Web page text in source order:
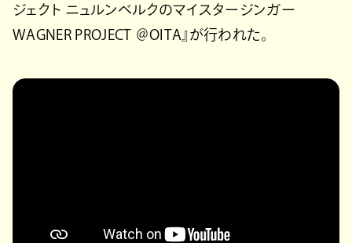
ジェクト ニュルンベルクのマイスタージンガー
WAGNER PROJECT ＠OITA』が行われた。